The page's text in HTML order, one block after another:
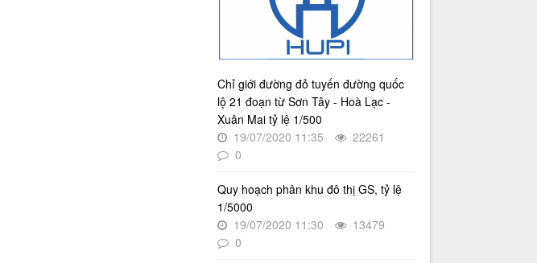
Số 908/KH-VQH
Kế hoạch Thông tin, tuyên truyền
về cải cách hành chính nhà nước
của Viện Quy hoạch xây dựng Hà
Thời gian đăng: 16/07/2026
lượt xem: 74 | lượt tải:30
2512/QĐ-UBND
Quyết định số 2512/QĐ-UBND v/v
đô Hà Nội tầm nhìn 100 năm
Thời gian đăng: 14/05/2026
lượt xem: 1221 | lượt tải:731
Chỉ giới đường đỏ tuyến đường quốc
lộ 21 đoạn từ Sơn Tây - Hoà Lạc -
Xuân Mai tỷ lệ 1/500
19/07/2020 11:35
22261
0
Quy hoạch phân khu đô thị GS, tỷ lệ
1/5000
19/07/2020 11:30
13479
0